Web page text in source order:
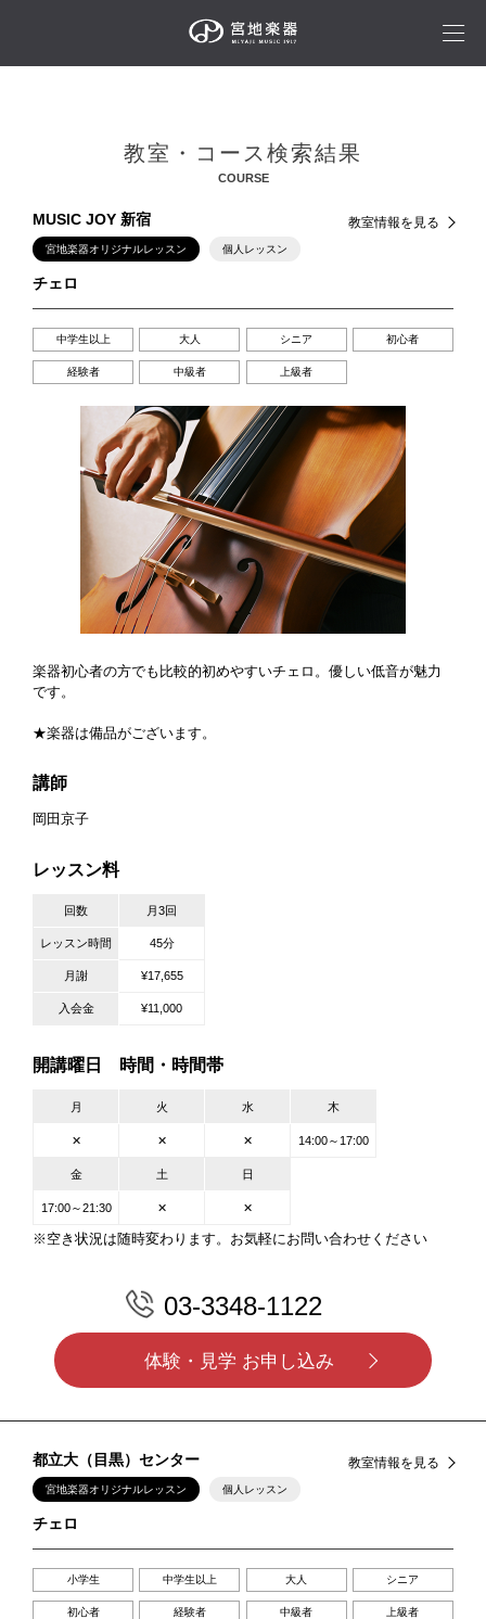
教室・コース検索結果
COURSE
MUSIC JOY 新宿 教室情報を見る
宮地楽器オリジナルレッスン 個人レッスン
チェロ
中学生以上 大人 シニア 初心者
経験者 中級者 上級者
楽器初心者の方でも比較的初めやすいチェロ。優しい低音が魅力
です。
★楽器は備品がございます。
講師
岡田京子
レッスン料
回数 月3回
レッスン時間 45分
月謝 ¥17,655
入会金 ¥11,000
開講曜日 時間・時間帯
月 火 水 木
✕ ✕ ✕ 14:00～17:00
金 土 日
17:00～21:30 ✕ ✕
※空き状況は随時変わります。お気軽にお問い合わせください
03-3348-1122
体験・見学 お申し込み
都立大（目黒）センター 教室情報を見る
宮地楽器オリジナルレッスン 個人レッスン
チェロ
小学生 中学生以上 大人 シニア
初心者 経験者 中級者 上級者